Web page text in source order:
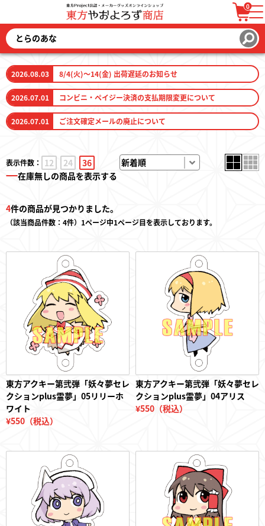
0
ログイン / 会員登録 カートを見る
ファッション
ファッション雑貨
キーホルダー
トレーディングカード
フィギュア
東方やおよろず商店とは
ご利用案内
決済・配送
お問い合わせ
2026.08.03 8/4(火)～14(金) 出荷遅延のお知らせ
2026.07.01 コンビニ・ペイジー決済の支払期限変更について
2026.07.01 ご注文確定メールの廃止について
表示件数： 12 24
36
在庫無しの商品を表示する
4件の商品が見つかりました。
（該当商品件数：4件）1ページ中1ページ目を表示しております。
東方アクキー第弐弾「妖々夢セレ
クションplus霊夢」05リリーホ
ワイト
¥550（税込）
東方アクキー第弐弾「妖々夢セレ
クションplus霊夢」04アリス
¥550（税込）